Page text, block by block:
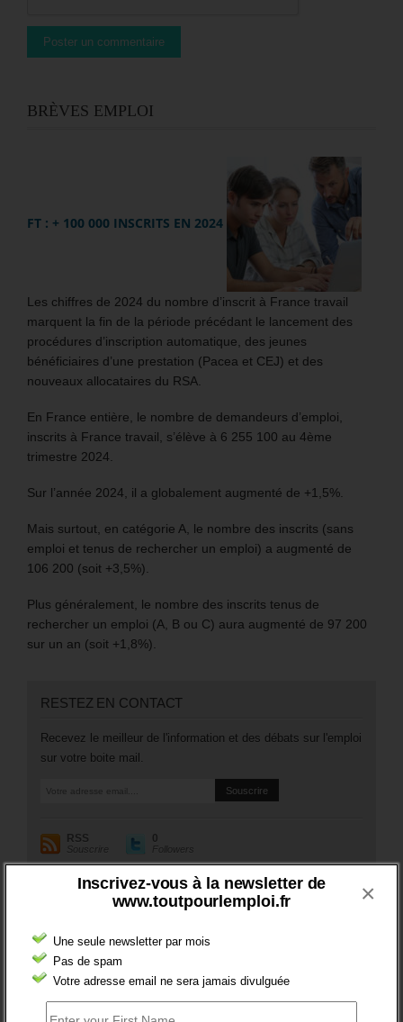
Inscrivez-vous à la newsletter de
www.toutpourlemploi.fr
Une seule newsletter par mois
Pas de spam
Votre adresse email ne sera jamais divulguée
×
BRÈVES EMPLOI
FT : + 100 000 INSCRITS EN 2024
Les chiffres de 2024 du nombre d’inscrit à France travail
marquent la fin de la période précédant le lancement des
procédures d’inscription automatique, des jeunes
bénéficiaires d’une prestation (Pacea et CEJ) et des
nouveaux allocataires du RSA.
En France entière, le nombre de demandeurs d’emploi,
inscrits à France travail, s’élève à 6 255 100 au 4ème
trimestre 2024.
Sur l’année 2024, il a globalement augmenté de +1,5%.
Mais surtout, en catégorie A, le nombre des inscrits (sans
emploi et tenus de rechercher un emploi) a augmenté de
106 200 (soit +3,5%).
Plus généralement, le nombre des inscrits tenus de
rechercher un emploi (A, B ou C) aura augmenté de 97 200
sur un an (soit +1,8%).
RESTEZ EN CONTACT
Recevez le meilleur de l'information et des débats sur l'emploi
sur votre boite mail.
RSS
Souscrire
0
Followers
A PROPOS DE L’AUTEUR